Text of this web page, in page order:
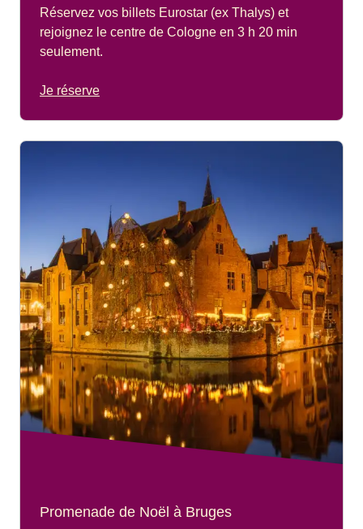
Réservez vos billets Eurostar (ex Thalys) et
rejoignez le centre de Cologne en 3 h 20 min
seulement.
Je réserve
Promenade de Noël à Bruges